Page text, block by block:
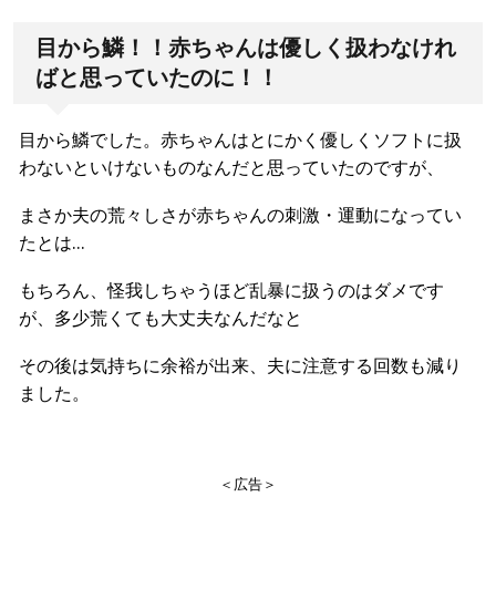
目から鱗！！赤ちゃんは優しく扱わなけれ
ばと思っていたのに！！
目から鱗でした。赤ちゃんはとにかく優しくソフトに扱
わないといけないものなんだと思っていたのですが、
まさか夫の荒々しさが赤ちゃんの刺激・運動になってい
たとは…
もちろん、怪我しちゃうほど乱暴に扱うのはダメです
が、多少荒くても大丈夫なんだなと
その後は気持ちに余裕が出来、夫に注意する回数も減り
ました。
＜広告＞